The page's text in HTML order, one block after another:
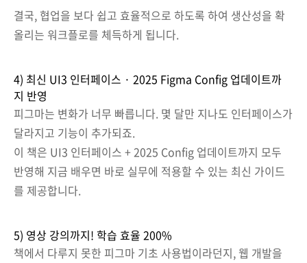
결국, 협업을 보다 쉽고 효율적으로 하도록 하여 생산성을 확
올리는 워크플로를 체득하게 됩니다.
4) 최신 UI3 인터페이스 · 2025 Figma Config 업데이트까
지 반영
피그마는 변화가 너무 빠릅니다. 몇 달만 지나도 인터페이스가
달라지고 기능이 추가되죠.
이 책은 UI3 인터페이스 + 2025 Config 업데이트까지 모두
반영해 지금 배우면 바로 실무에 적용할 수 있는 최신 가이드
를 제공합니다.
5) 영상 강의까지! 학습 효율 200%
책에서 다루지 못한 피그마 기초 사용법이라던지, 웹 개발을